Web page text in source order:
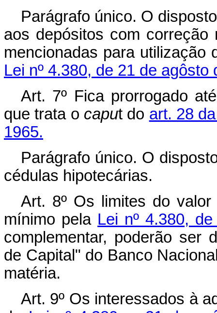
Parágrafo único. O
aos depósitos com correção
mencionadas para utilização
Lei nº 4.380, de 21 de agôsto
Art. 7º Fica prorrogado
que trata o caput do art. 28
1965.
Parágrafo único. O
cédulas hipotecárias.
Art. 8º Os limites do
mínimo pela Lei nº 4.380,
complementar, poderão ser
de Capital" do Banco
matéria.
Art. 9º Os interessados à